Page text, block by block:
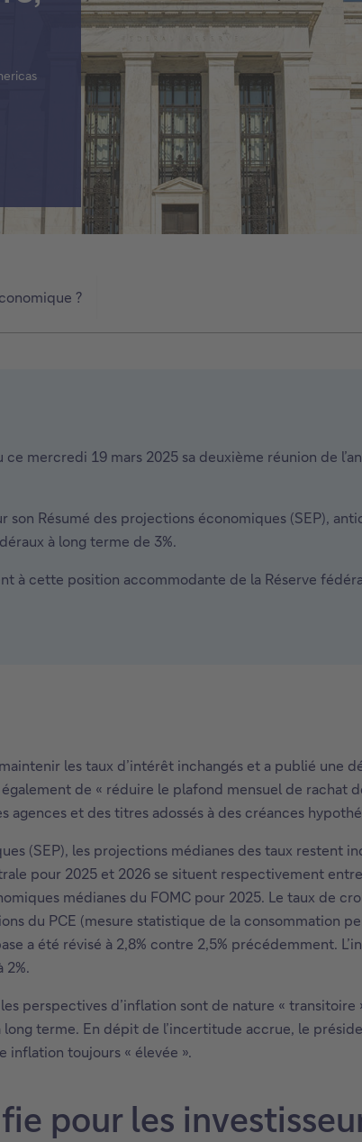
?
mercredi 19 mars 2025 sa deuxième réunion de
son Résumé des projections économiques (SEP),
à long terme de 3%.
à cette position accommodante de la Réserve
les taux d’intérêt inchangés et a publié une
de « réduire le plafond mensuel de rachat
et des titres adossés à des créances
(SEP), les projections médianes des taux restent
pour 2025 et 2026 se situent respectivement
médianes du FOMC pour 2025. Le taux de
du PCE (mesure statistique de la consommation
a été révisé à 2,8% contre 2,5% précédemment.
2%.
perspectives d’inflation sont de nature « transitoire
terme. En dépit de l’incertitude accrue, le
inflation toujours « élevée ».
pour les